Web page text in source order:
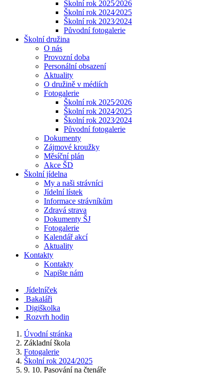
Školní rok 2025⁄2026
Školní rok 2024⁄2025
Školní rok 2023⁄2024
Původní fotogalerie
Školní družina
O nás
Provozní doba
Personální obsazení
Aktuality
O družině v médiích
Fotogalerie
Školní rok 2025⁄2026
Školní rok 2024⁄2025
Školní rok 2023⁄2024
Původní fotogalerie
Dokumenty
Zájmové kroužky
Měsíční plán
Akce ŠD
Školní jídelna
My a naši strávníci
Jídelní lístek
Informace strávníkům
Zdravá strava
Dokumenty ŠJ
Fotogalerie
Kalendář akcí
Aktuality
Kontakty
Kontakty
Napište nám
Jídelníček
Bakaláři
Digiškolka
Rozvrh hodin
Úvodní stránka
Základní škola
Fotogalerie
Školní rok 2024/2025
9. 10. Pasování na čtenáře